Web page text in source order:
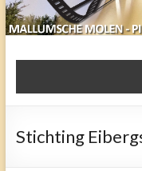
Stichting
Stichting